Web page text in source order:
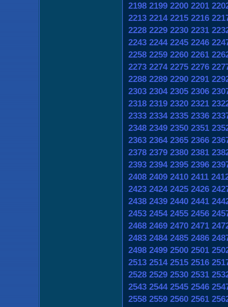
2198 2199 2200 2201
2213 2214 2215 2216
2228 2229 2230 2231
2243 2244 2245 2246
2258 2259 2260 2261
2273 2274 2275 2276
2288 2289 2290 2291
2303 2304 2305 2306
2318 2319 2320 2321
2333 2334 2335 2336
2348 2349 2350 2351
2363 2364 2365 2366
2378 2379 2380 2381
2393 2394 2395 2396
2408 2409 2410 2411
2423 2424 2425 2426
2438 2439 2440 2441
2453 2454 2455 2456
2468 2469 2470 2471
2483 2484 2485 2486
2498 2499 2500 2501
2513 2514 2515 2516
2528 2529 2530 2531
2543 2544 2545 2546
2558 2559 2560 2561